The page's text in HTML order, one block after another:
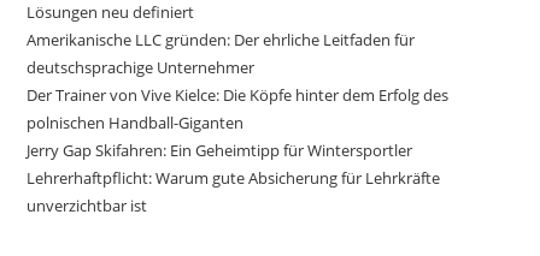
Lösungen neu definiert
Amerikanische LLC gründen: Der ehrliche Leitfaden für
deutschsprachige Unternehmer
Der Trainer von Vive Kielce: Die Köpfe hinter dem Erfolg des
polnischen Handball-Giganten
Jerry Gap Skifahren: Ein Geheimtipp für Wintersportler
Lehrerhaftpflicht: Warum gute Absicherung für Lehrkräfte
unverzichtbar ist